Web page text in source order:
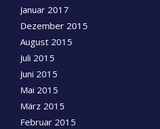
Januar 2017
Dezember 2015
August 2015
Juli 2015
Juni 2015
Mai 2015
März 2015
Februar 2015